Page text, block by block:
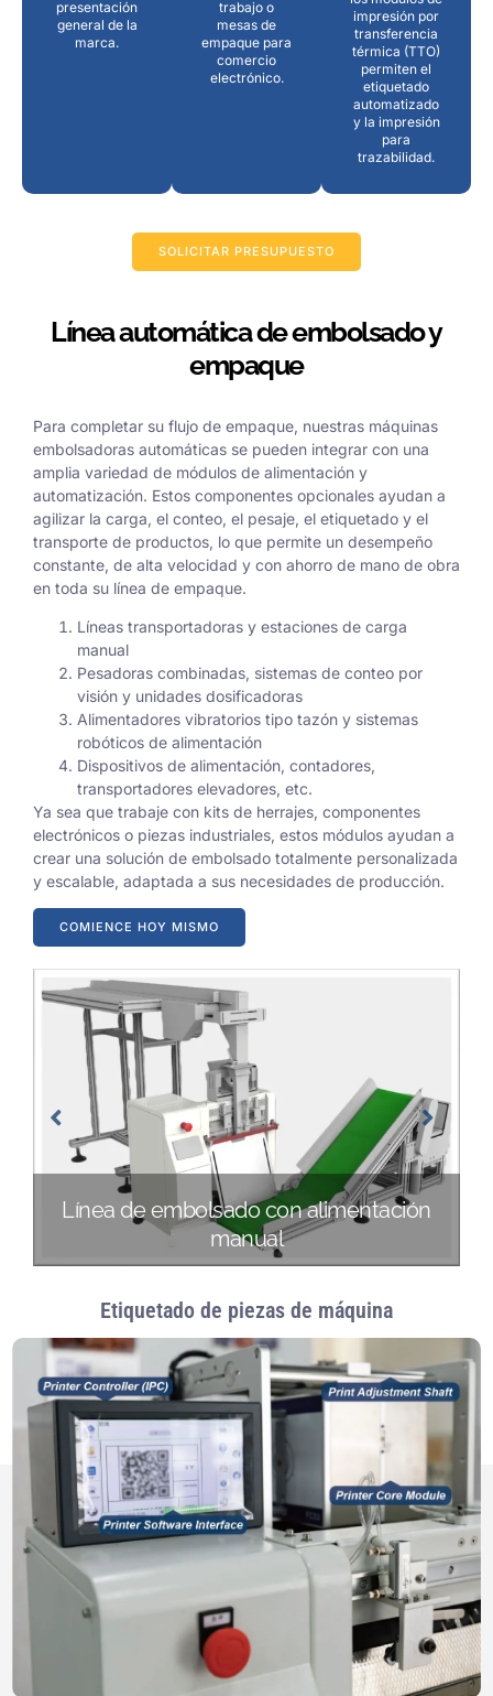
presentación
general de la
marca.
trabajo o
mesas de
empaque para
comercio
electrónico.
impresión por
transferencia
térmica (TTO)
permiten el
etiquetado
automatizado
y la impresión
para
trazabilidad.
SOLICITAR PRESUPUESTO
Para completar su flujo de empaque, nuestras máquinas
embolsadoras automáticas se pueden integrar con una
amplia variedad de módulos de alimentación y
automatización. Estos componentes opcionales ayudan a
agilizar la carga, el conteo, el pesaje, el etiquetado y el
transporte de productos, lo que permite un desempeño
constante, de alta velocidad y con ahorro de mano de obra
en toda su línea de empaque.
Líneas transportadoras y estaciones de carga
manual
Pesadoras combinadas, sistemas de conteo por
visión y unidades dosificadoras
Alimentadores vibratorios tipo tazón y sistemas
robóticos de alimentación
Dispositivos de alimentación, contadores,
transportadores elevadores, etc.
Ya sea que trabaje con kits de herrajes, componentes
electrónicos o piezas industriales, estos módulos ayudan a
crear una solución de embolsado totalmente personalizada
y escalable, adaptada a sus necesidades de producción.
COMIENCE HOY MISMO
Línea de embolsado con alimentación
manual
Línea automática de embolsado y
empaque
Etiquetado de piezas de máquina